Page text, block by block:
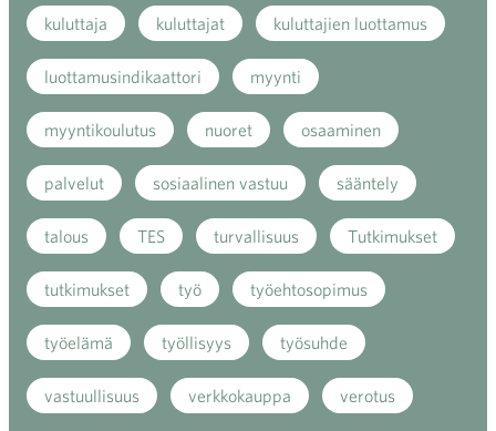
kuluttaja kuluttajat kuluttajien luottamus
luottamusindikaattori myynti
myyntikoulutus nuoret osaaminen
palvelut sosiaalinen vastuu sääntely
talous TES turvallisuus Tutkimukset
tutkimukset työ työehtosopimus
työelämä työllisyys työsuhde
vastuullisuus verkkokauppa verotus